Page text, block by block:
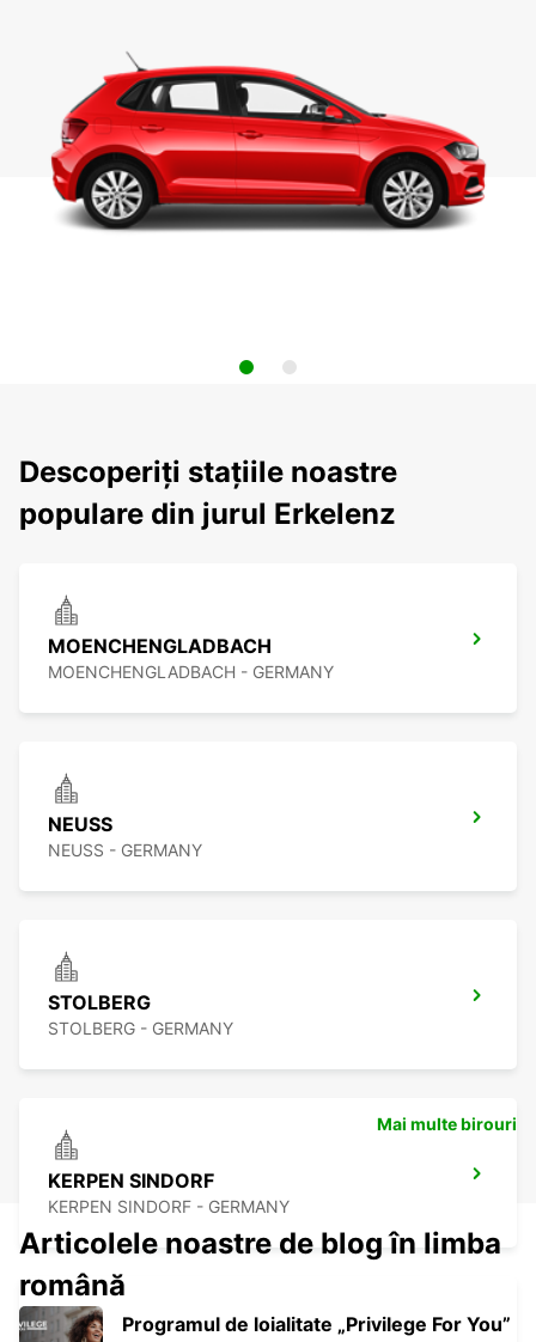
Descoperiți stațiile noastre
populare din jurul Erkelenz
MOENCHENGLADBACH
MOENCHENGLADBACH - GERMANY
NEUSS
NEUSS - GERMANY
STOLBERG
STOLBERG - GERMANY
KERPEN SINDORF
KERPEN SINDORF - GERMANY
Mai multe birouri
Articolele noastre de blog în limba
română
Programul de loialitate „Privilege For You”